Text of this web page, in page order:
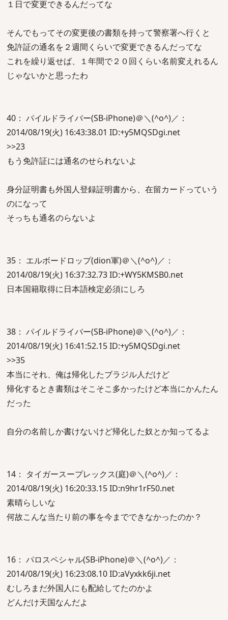
１日で変更できるんだってな
そんでもってその変更後の書類を持って警察署へ行くと
免許証の通名を２週間くらいで変更できるんだってな
これを繰り返せば、１年間で２０回くらい名前変えれるん
じゃないかと思ったわ
40： パイルドライバー(SB-iPhone)＠＼(^o^)／：
2014/08/19(火) 16:43:38.01 ID:+y5MQSDgi.net
>>23
もう免許証には通名のせられないよ
身分証明書も外国人登録証明書から、在留カードっていう
のになって
そっちも通名のらないよ
35： エルボードロップ(dion軍)＠＼(^o^)／：
2014/08/19(火) 16:37:32.73 ID:+WY5KMSB0.net
日本国籍取得に日本語検定必須にしろ
38： パイルドライバー(SB-iPhone)＠＼(^o^)／：
2014/08/19(火) 16:41:52.15 ID:+y5MQSDgi.net
>>35
本当にそれ、俺は帰化したブラジル人だけど
帰化するとき書類はそこそこ多かったけど本当にかんたん
だった
自分の名前しか書けないけど帰化した奴とか知ってるよ
14： タイガースープレックス(庭)＠＼(^o^)／：
2014/08/19(火) 16:20:33.15 ID:n9hr1rF50.net
素晴らしいな
何故こんな当たり前の事を今までできなかったのか？
16： パロスペシャル(SB-iPhone)＠＼(^o^)／：
2014/08/19(火) 16:23:08.10 ID:aVyxkk6ji.net
むしろまだ外国人にも配給してたのかよ
どんだけ天国なんだよ